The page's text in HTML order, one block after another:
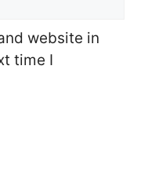
website in
time I